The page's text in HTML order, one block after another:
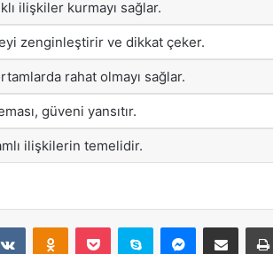
ilişkiler kurmayı sağlar.
zenginleştirir ve dikkat çeker.
rahat olmayı sağlar.
güveni yansıtır.
ilişkilerin temelidir.
VKontakteOdnoklassniki
Pocket Skype Messenger
E-Posta ile paylaş